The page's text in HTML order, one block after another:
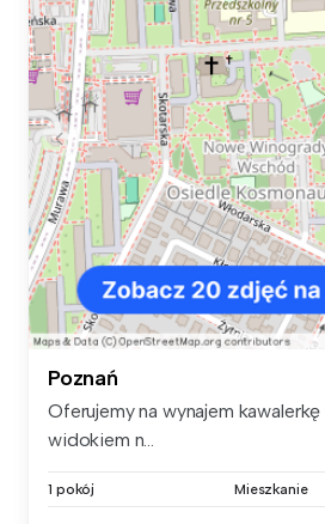
Poznań
Oferujemy na wynajem
widokiem n...
1 pokój Mieszkanie